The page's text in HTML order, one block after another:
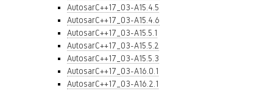
AutosarC++17_03-A15.4.5
AutosarC++17_03-A15.4.6
AutosarC++17_03-A15.5.1
AutosarC++17_03-A15.5.2
AutosarC++17_03-A15.5.3
AutosarC++17_03-A16.0.1
AutosarC++17_03-A16.2.1